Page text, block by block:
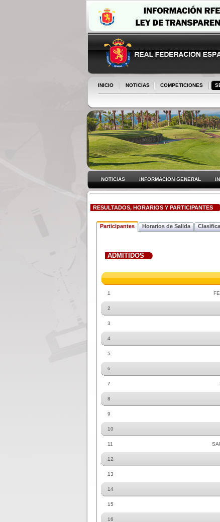
INICIO NOTICIAS COMPETICIONES
NOTICIAS INFORMACION GENERAL
RESULTADOS, HORARIOS Y PARTICIPANTES
Participantes Horarios de Salida
ADMITIDOS
1
2
3
4
5
6
7
8
9
10
11
12
13
14
15
16